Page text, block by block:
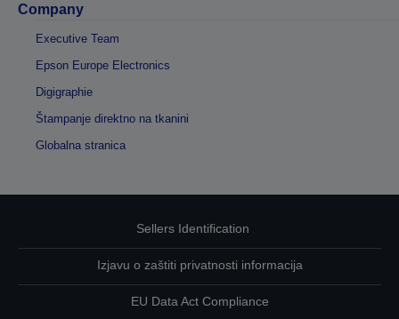
Company
Executive Team
Epson Europe Electronics
Digigraphie
Štampanje direktno na tkanini
Globalna stranica
Sellers Identification
Izjavu o zaštiti privatnosti informacija
EU Data Act Compliance